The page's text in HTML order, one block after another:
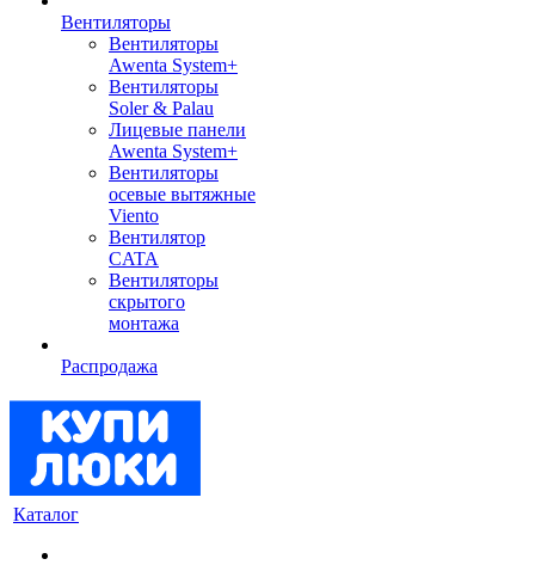
Вентиляторы
Вентиляторы
Awenta System+
Вентиляторы
Soler & Palau
Лицевые панели
Awenta System+
Вентиляторы
осевые вытяжные
Viento
Вентилятор
CATA
Вентиляторы
скрытого
монтажа
Распродажа
Каталог